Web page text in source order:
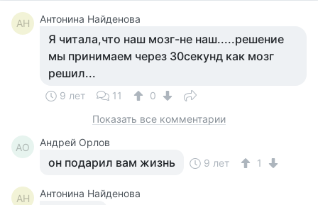
АН Антонина Найденова
Я читала,что наш мозг-не наш.....решение
мы принимаем через 30секунд как мозг
решил...
9 лет 11
0
Показать все комментарии
АО Андрей Орлов
он подарил вам жизнь 9 лет 1
АН Антонина Найденова